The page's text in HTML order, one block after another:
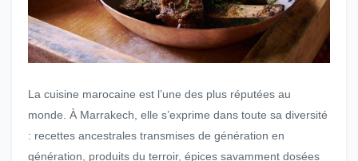
La cuisine marocaine est l’une des plus réputées au
monde. À Marrakech, elle s’exprime dans toute sa diversité
: recettes ancestrales transmises de génération en
génération, produits du terroir, épices savamment dosées